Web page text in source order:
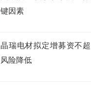
键因素
晶瑞电材拟定增募资不
风险降低